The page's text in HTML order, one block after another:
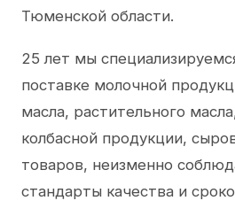
Тюменской области.
25 лет мы
поставке молочной
масла, растительного
колбасной продукции,
товаров, неизменно
стандарты качества и